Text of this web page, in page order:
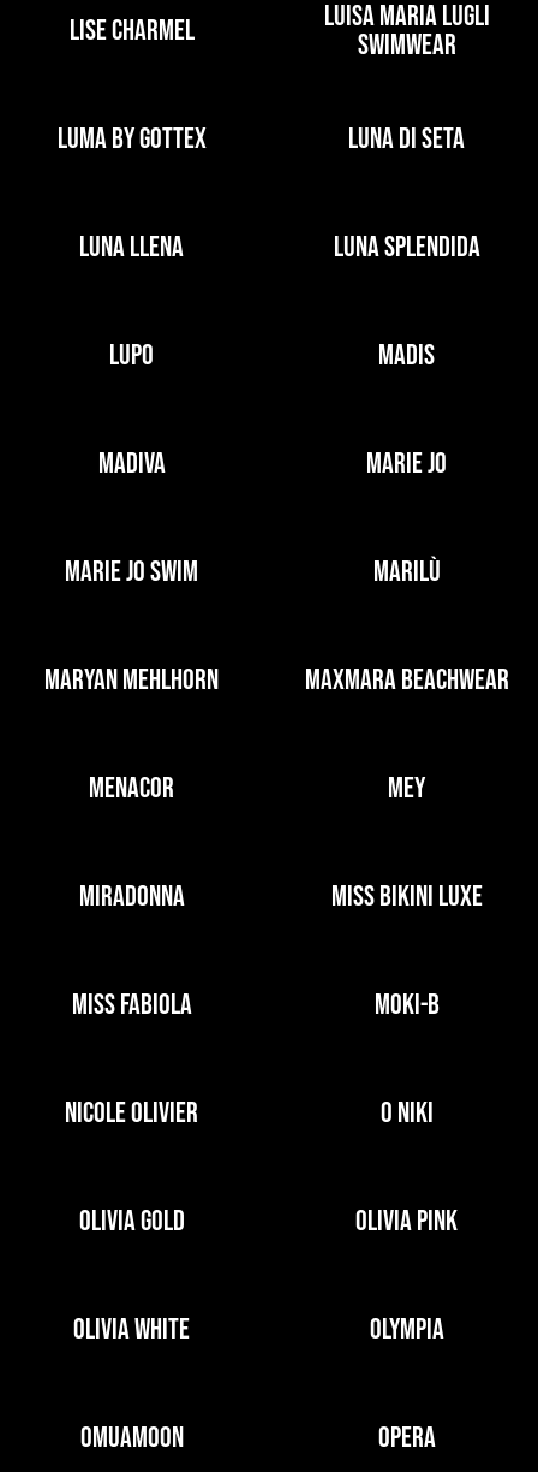
LISE CHARMEL
LUISA MARIA LUGLI
SWIMWEAR
LUMA BY GOTTEX LUNA DI SETA
LUNA LLENA LUNA SPLENDIDA
LUPO MADIS
MADIVA MARIE JO
MARIE JO SWIM MARILÙ
MARYAN MEHLHORN MAXMARA BEACHWEAR
MENACOR MEY
MIRADONNA MISS BIKINI LUXE
MISS FABIOLA MOKI-B
NICOLE OLIVIER O NIKI
OLIVIA GOLD OLIVIA PINK
OLIVIA WHITE OLYMPIA
OMUAMOON OPERA